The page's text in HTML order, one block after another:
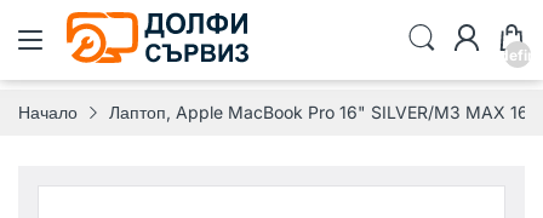
Начало Лаптоп, Apple MacBook Pro 16" SILVER/M3 MAX